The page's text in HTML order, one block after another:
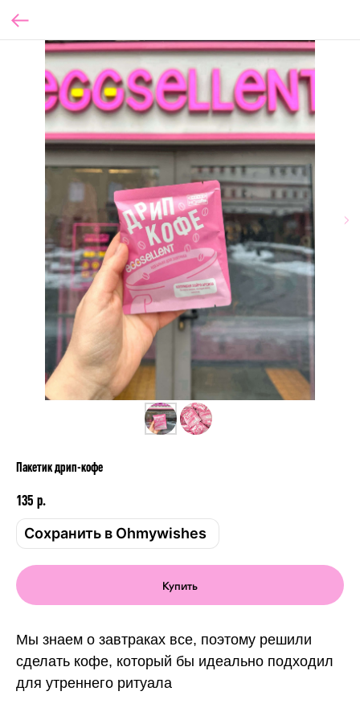
Пакетик дрип-кофе
135 р.
Сохранить в Ohmywishes
Купить
Мы знаем о завтраках все, поэтому решили
сделать кофе, который бы идеально подходил
для утреннего ритуала